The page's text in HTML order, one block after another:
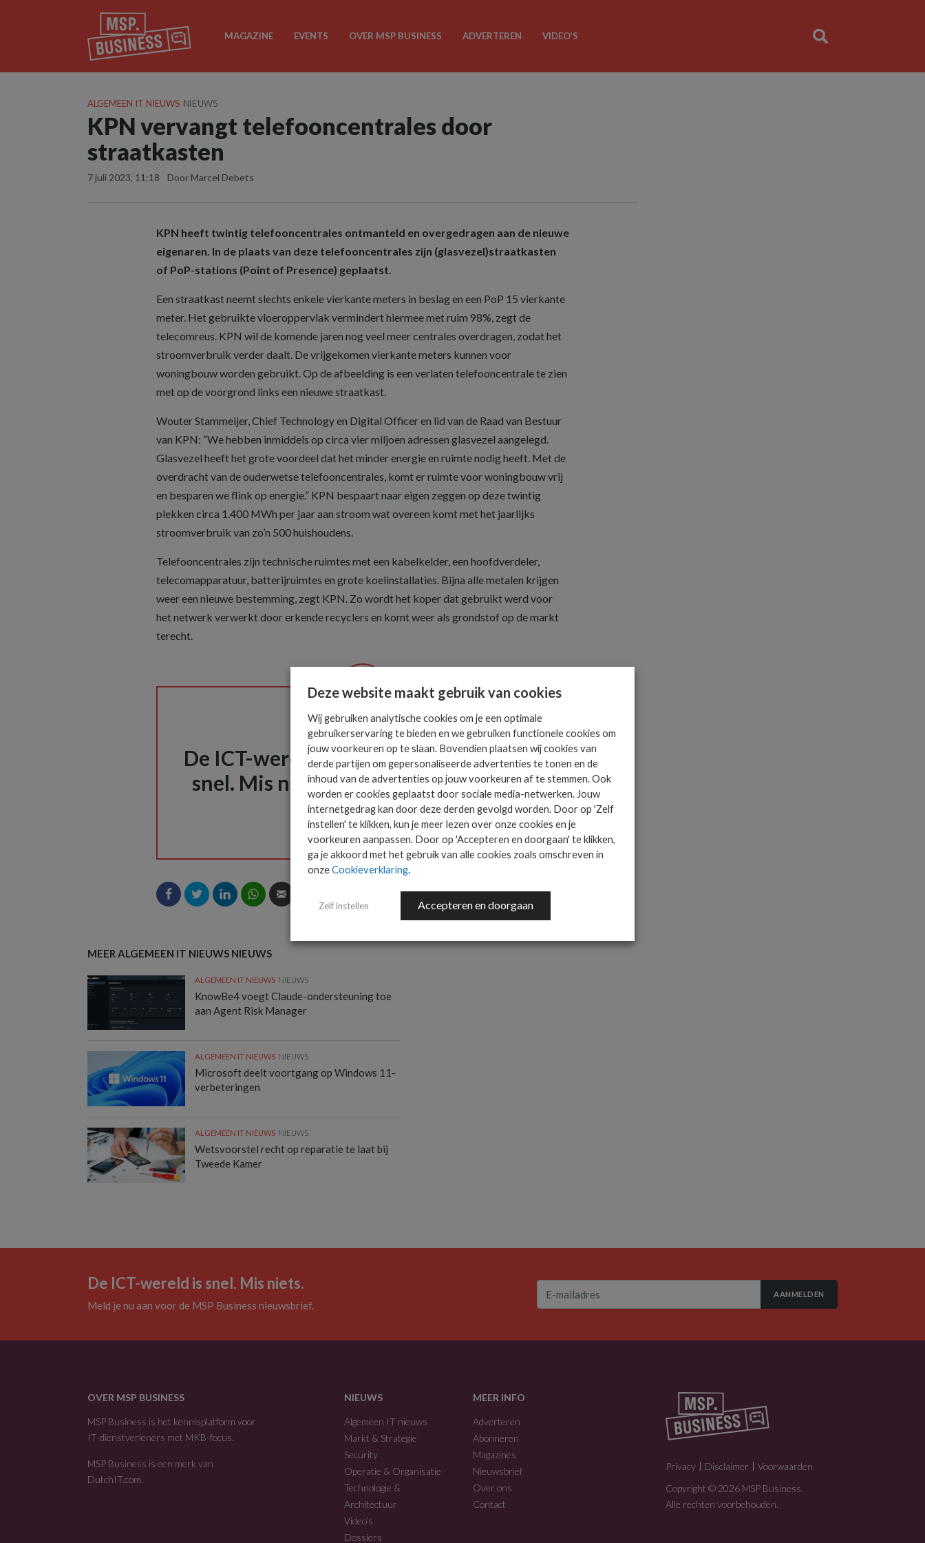
MAGAZINE EVENTS OVER MSP BUSINESS ADVERTEREN VIDEO’S
ALGEMEEN IT NIEUWS NIEUWS
KPN vervangt telefooncentrales door
straatkasten
7 juli 2023, 11:18 Door Marcel Debets
KPN heeft twintig telefooncentrales ontmanteld en overgedragen aan de nieuwe
eigenaren. In de plaats van deze telefooncentrales zijn (glasvezel)straatkasten
of PoP-stations (Point of Presence) geplaatst.
Een straatkast neemt slechts enkele vierkante meters in beslag en een PoP 15 vierkante
meter. Het gebruikte vloeroppervlak vermindert hiermee met ruim 98%, zegt de
telecomreus. KPN wil de komende jaren nog veel meer centrales overdragen, zodat het
stroomverbruik verder daalt. De vrijgekomen vierkante meters kunnen voor
woningbouw worden gebruikt. Op de afbeelding is een verlaten telefooncentrale te zien
met op de voorgrond links een nieuwe straatkast.
Wouter Stammeijer, Chief Technology en Digital Officer en lid van de Raad van Bestuur
van KPN: “We hebben inmiddels op circa vier miljoen adressen glasvezel aangelegd.
Glasvezel heeft het grote voordeel dat het minder energie en ruimte nodig heeft. Met de
overdracht van de ouderwetse telefooncentrales, komt er ruimte voor woningbouw vrij
en besparen we flink op energie.” KPN bespaart naar eigen zeggen op deze twintig
plekken circa 1.400 MWh per jaar aan stroom wat overeen komt met het jaarlijks
stroomverbruik van zo’n 500 huishoudens.
Telefooncentrales zijn technische ruimtes met een kabelkelder, een hoofdverdeler,
telecomapparatuur, batterijruimtes en grote koelinstallaties. Bijna alle metalen krijgen
weer een nieuwe bestemming, zegt KPN. Zo wordt het koper dat gebruikt werd voor
het netwerk verwerkt door erkende recyclers en komt weer als grondstof op de markt
terecht.
De ICT-wereld is
snel. Mis niets.
Het allerlaatste ICT
nieuws in jouw mailbox
AANMELDEN
MEER ALGEMEEN IT NIEUWS NIEUWS
ALGEMEEN IT NIEUWS NIEUWS
KnowBe4 voegt Claude-ondersteuning toe
aan Agent Risk Manager
ALGEMEEN IT NIEUWS NIEUWS
Microsoft deelt voortgang op Windows 11-
verbeteringen
ALGEMEEN IT NIEUWS NIEUWS
Wetsvoorstel recht op reparatie te laat bij
Tweede Kamer
De ICT-wereld is snel. Mis niets.
Meld je nu aan voor de MSP Business nieuwsbrief.
AANMELDEN
OVER MSP BUSINESS
MSP Business is het kennisplatform voor
IT-dienstverleners met MKB-focus.
MSP Business is een merk van
DutchIT.com
NIEUWS
Algemeen IT nieuws
Markt & Strategie
Security
Operatie & Organisatie
Technologie &
Architectuur
Video’s
Dossiers
MEER INFO
Adverteren
Abonneren
Magazines
Nieuwsbrief
Over ons
Contact
Privacy Disclaimer
Voorwaarden
Copyright © 2026 MSP Business.
Alle rechten voorbehouden.
Deze website maakt gebruik van cookies
Wij gebruiken analytische cookies om je een optimale
gebruikerservaring te bieden en we gebruiken functionele cookies om
jouw voorkeuren op te slaan. Bovendien plaatsen wij cookies van
derde partijen om gepersonaliseerde advertenties te tonen en de
inhoud van de advertenties op jouw voorkeuren af te stemmen. Ook
worden er cookies geplaatst door sociale media-netwerken. Jouw
internetgedrag kan door deze derden gevolgd worden. Door op 'Zelf
instellen' te klikken, kun je meer lezen over onze cookies en je
voorkeuren aanpassen. Door op 'Accepteren en doorgaan' te klikken,
ga je akkoord met het gebruik van alle cookies zoals omschreven in
onzeCookieverklaring.
Zelf instellen Accepteren en doorgaan